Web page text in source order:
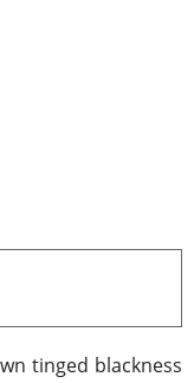
tinged blackness